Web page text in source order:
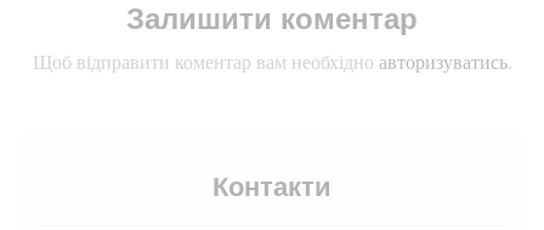
Залишити коментар
Щоб відправити коментар вам необхідно авторизуватись.
Контакти